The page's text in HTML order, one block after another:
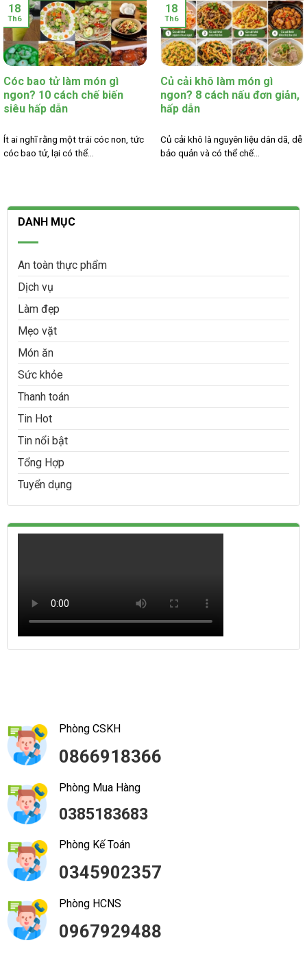
Cóc bao tử làm món gì
ngon? 10 cách chế biến
siêu hấp dẫn
Ít ai nghĩ rằng một trái cóc non, tức
cóc bao tử, lại có thể...
18
Th6
Củ cải khô làm món gì
ngon? 8 cách nấu đơn giản,
hấp dẫn
Củ cải khô là nguyên liệu dân dã, dễ
bảo quản và có thể chế...
18
Th6
DANH MỤC
An toàn thực phẩm
Dịch vụ
Làm đẹp
Mẹo vặt
Món ăn
Sức khỏe
Thanh toán
Tin Hot
Tin nổi bật
Tổng Hợp
Tuyển dụng
Phòng CSKH
0866918366
Phòng Mua Hàng
0385183683
Phòng Kế Toán
0345902357
Phòng HCNS
0967929488